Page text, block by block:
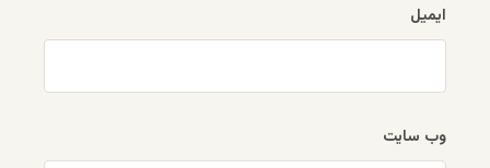
ایمیل
وب‌ سایت